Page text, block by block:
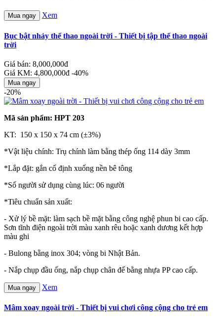
Mua ngay Xem
Bục bật nhảy thể thao ngoài trời - Thiết bị tập thể thao ngoài
trời
Giá bán: 8,000,000đ
Giá KM: 4,800,000đ -40%
Mua ngay
-20%
Mã sản phẩm: HPT 203
KT: 150 x 150 x 74 cm (±3%)
*Vật liệu chính: Trụ chính làm bằng thép ống 114 dày 3mm
*Lắp đặt: gắn cố định xuống nền bê tông
*Số người sử dụng cùng lúc: 06 người
*Tiêu chuẩn sản xuất:
- Xử lý bề mặt: làm sạch bề mặt bằng công nghệ phun bi cao cấp.
Sơn tĩnh điện ngoài trời màu xanh rêu hoặc xanh dương kết hợp
màu ghi
- Bulong bằng inox 304; vòng bi Nhật Bản.
- Nắp chụp đầu ống, nắp chụp chân đế bằng nhựa PP cao cấp.
Mua ngay Xem
Mâm xoay ngoài trời - Thiết bị vui chơi công cộng cho trẻ em